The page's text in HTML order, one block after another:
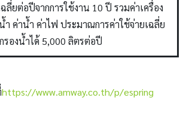
ลี่ยต่อปีจากการใช้งาน 10 ปี รวมค่าเครื่อง
ำ ค่าน้ำ ค่าไฟ ประมาณการค่าใช้จ่ายเฉลี่ย
องน้ำได้ 5,000 ลิตรต่อปี
https://www.amway.co.th/p/espring